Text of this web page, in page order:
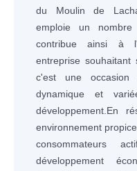
du Moulin de
emploie un
contribue ainsi à
entreprise souhaitant
c'est une occasion
dynamique et
développement.En
environnement
consommateurs
développement